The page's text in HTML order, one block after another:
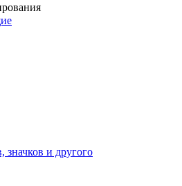
значков и другого